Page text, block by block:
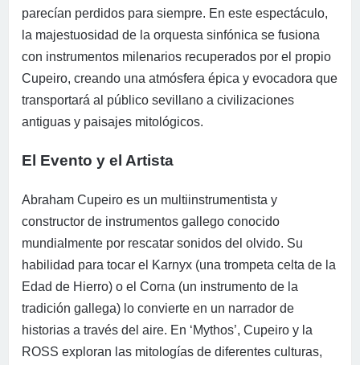
parecían perdidos para siempre. En este espectáculo,
la majestuosidad de la orquesta sinfónica se fusiona
con instrumentos milenarios recuperados por el propio
Cupeiro, creando una atmósfera épica y evocadora que
transportará al público sevillano a civilizaciones
antiguas y paisajes mitológicos.
El Evento y el Artista
Abraham Cupeiro es un multiinstrumentista y
constructor de instrumentos gallego conocido
mundialmente por rescatar sonidos del olvido. Su
habilidad para tocar el Karnyx (una trompeta celta de la
Edad de Hierro) o el Corna (un instrumento de la
tradición gallega) lo convierte en un narrador de
historias a través del aire. En ‘Mythos’, Cupeiro y la
ROSS exploran las mitologías de diferentes culturas,